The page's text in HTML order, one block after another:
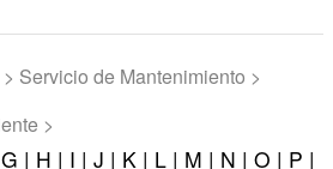
Servicio de Mantenimiento >
>
G | H | I | J | K | L | M | N | O | P |